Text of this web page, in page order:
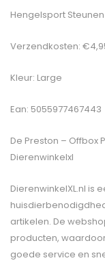
Hengelsport
Verzendkosten:
Kleur: Large
Ean: 5055977467443
De Preston – Offbox
Dierenwinkelxl
DierenwinkelXL.nl is
artikelen. De
producten,
goede service en